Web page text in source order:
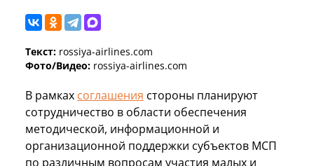
Текст: rossiya-airlines.com
Фото/Видео: rossiya-airlines.com
В рамках соглашения стороны планируют
сотрудничество в области обеспечения
методической, информационной и
организационной поддержки субъектов МСП
по различным вопросам участия малых и